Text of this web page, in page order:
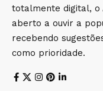
totalmente digital, o
aberto a ouvir a
recebendo
como prioridade.